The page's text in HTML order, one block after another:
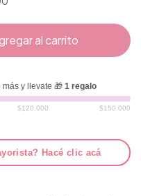
más y llevate 🎁 1 regalo
$120.000 $150.000
Hacé clic acá